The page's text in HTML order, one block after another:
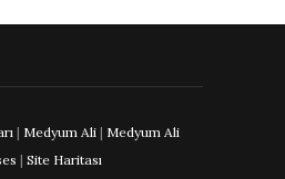
| Medyum Ali | Medyum Ali
| Site Haritası